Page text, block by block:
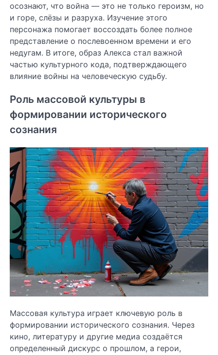
осознают, что война — это не только героизм, но
и горе, слёзы и разруха. Изучение этого
персонажа помогает воссоздать более полное
представление о послевоенном времени и его
недугам. В итоге, образ Алекса стал важной
частью культурного кода, подтверждающего
влияние войны на человеческую судьбу.
Роль массовой культуры в
формировании исторического
сознания
Массовая культура играет ключевую роль в
формировании исторического сознания. Через
кино, литературу и другие медиа создаётся
определенный дискурс о прошлом, а герои,